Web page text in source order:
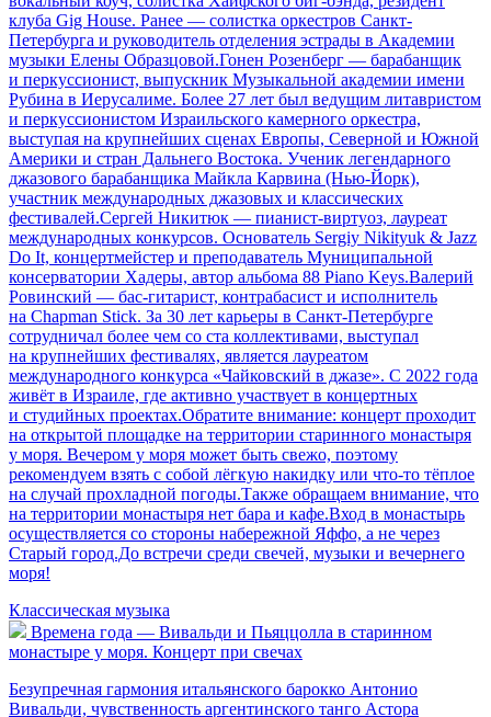
клуба Gig House. Ранее — солистка оркестров Санкт-
Петербурга и руководитель отделения эстрады в Академии
музыки Елены Образцовой.Гонен Розенберг — барабанщик
и перкуссионист, выпускник Музыкальной академии имени
Рубина в Иерусалиме. Более 27 лет был ведущим литавристом
и перкуссионистом Израильского камерного оркестра,
выступая на крупнейших сценах Европы, Северной и Южной
Америки и стран Дальнего Востока. Ученик легендарного
джазового барабанщика Майкла Карвина (Нью-Йорк),
участник международных джазовых и классических
фестивалей.Сергей Никитюк — пианист-виртуоз, лауреат
международных конкурсов. Основатель Sergiy Nikityuk & Jazz
Do It, концертмейстер и преподаватель Муниципальной
консерватории Хадеры, автор альбома 88 Piano Keys.Валерий
Ровинский — бас-гитарист, контрабасист и исполнитель
на Chapman Stick. За 30 лет карьеры в Санкт-Петербурге
сотрудничал более чем со ста коллективами, выступал
на крупнейших фестивалях, является лауреатом
международного конкурса «Чайковский в джазе». С 2022 года
живёт в Израиле, где активно участвует в концертных
и студийных проектах.Обратите внимание: концерт проходит
на открытой площадке на территории старинного монастыря
у моря. Вечером у моря может быть свежо, поэтому
рекомендуем взять с собой лёгкую накидку или что-то тёплое
на случай прохладной погоды.Также обращаем внимание, что
на территории монастыря нет бара и кафе.Вход в монастырь
осуществляется со стороны набережной Яффо, а не через
Старый город.До встречи среди свечей, музыки и вечернего
моря!
Классическая музыка
Времена года — Вивальди и Пьяццолла в старинном
монастыре у моря. Концерт при свечах
Безупречная гармония итальянского барокко Антонио
Вивальди, чувственность аргентинского танго Астора